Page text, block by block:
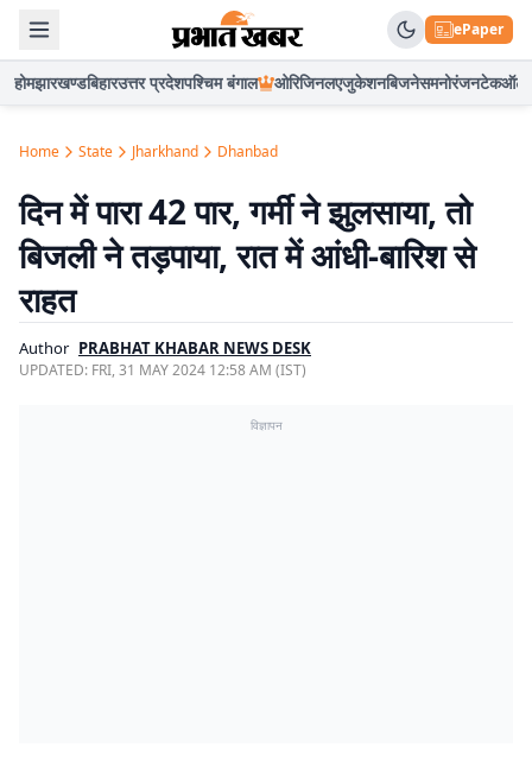
ePaper
होमझारखण्डबिहारउत्तर प्रदेशपश्चिम बंगाल ओरिजिनलएजुकेशनबिजनेसमनोरंजनटेकऑटो
Home State Jharkhand Dhanbad
दिन में पारा 42 पार, गर्मी ने झुलसाया, तो
बिजली ने तड़पाया, रात में आंधी-बारिश से
राहत
Author PRABHAT KHABAR NEWS DESK
UPDATED: FRI, 31 MAY 2024 12:58 AM (IST)
विज्ञापन